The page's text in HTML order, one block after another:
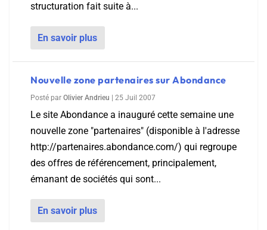
structuration fait suite à...
En savoir plus
Nouvelle zone partenaires sur Abondance
Posté par Olivier Andrieu 25 Juil 2007
Le site Abondance a inauguré cette semaine une
nouvelle zone "partenaires" (disponible à l'adresse
http://partenaires.abondance.com/) qui regroupe
des offres de référencement, principalement,
émanant de sociétés qui sont...
En savoir plus